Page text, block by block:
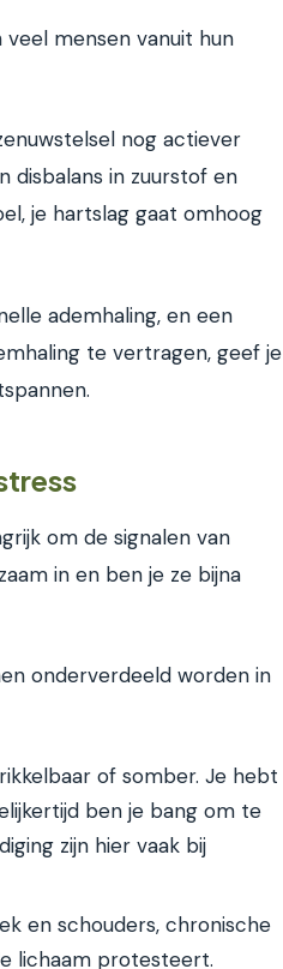
mensen vanuit hun
nog actiever
disbalans in zuurstof en
je hartslag gaat omhoog
ademhaling, en een
te vertragen, geef je
om de signalen van
in en ben je ze bijna
onderverdeeld worden in
of somber. Je hebt
ben je bang om te
zijn hier vaak bij
en schouders, chronische
lichaam protesteert.